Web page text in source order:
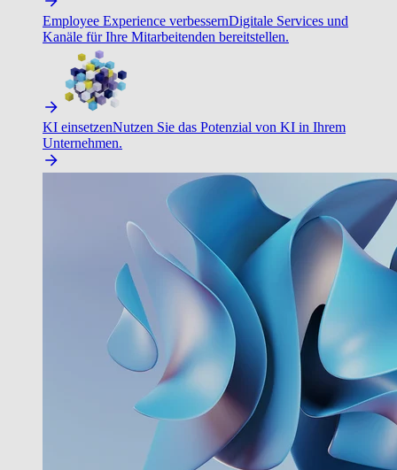
Employee Experience verbessernDigitale Services und
Kanäle für Ihre Mitarbeitenden bereitstellen.
KI einsetzenNutzen Sie das Potenzial von KI in Ihrem
Unternehmen.